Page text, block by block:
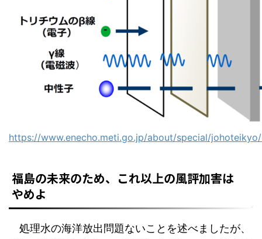
https://www.enecho.meti.go.jp/about/special/
福島の未来のため、これ以上の風評加害は
やめよ
処理水の海洋放出問題ないことを述べましたが、